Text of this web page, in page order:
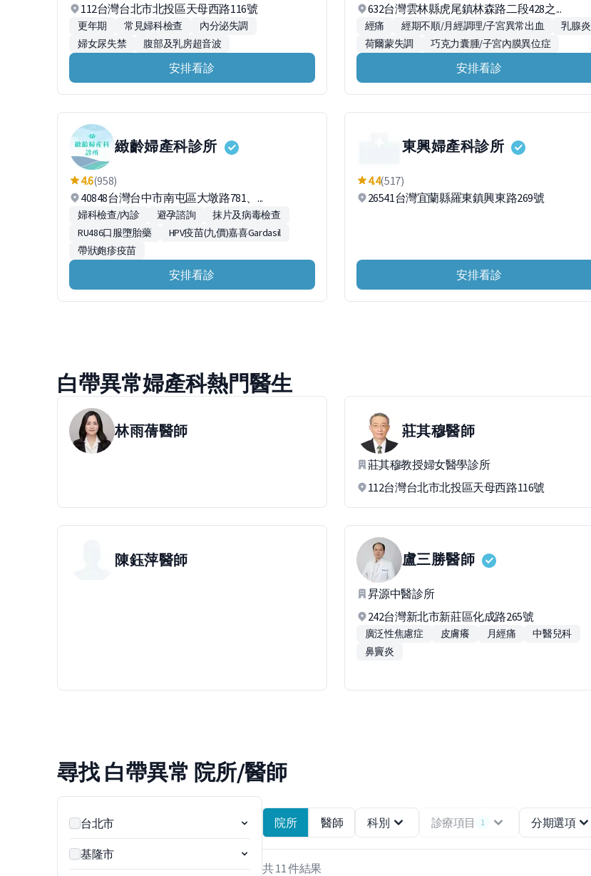
112台灣台北市北投區天母西路116號
更年期 常見婦科檢查
內分泌失調
婦女尿失禁
腹部及乳房超音波
安排看診
632台灣雲林縣虎尾鎮林森路二段428之...
經痛 經期不順/月經調理/子宮異常出血
乳腺炎
荷爾蒙失調
巧克力囊腫/子宮內膜異位症
安排看診
緻齡婦產科診所
4.6(958)
40848台灣台中市南屯區大墩路781、...
婦科檢查/內診 避孕諮詢
抹片及病毒檢查
RU486口服墮胎藥
HPV疫苗(九價)嘉喜Gardasil
帶狀皰疹疫苗
安排看診
東興婦產科診所
4.4(517)
26541台灣宜蘭縣羅東鎮興東路269號
安排看診
白帶異常婦產科熱門醫生
林雨蒨醫師 莊其穆醫師
莊其穆教授婦女醫學診所
112台灣台北市北投區天母西路116號
陳鈺萍醫師 盧三勝醫師
昇源中醫診所
242台灣新北市新莊區化成路265號
廣泛性焦慮症 皮膚癢 月經痛
中醫兒科
鼻竇炎
尋找 白帶異常 院所/醫師
台北市
基隆市
院所 醫師 科別 診療項目 1 分期選項
共 11 件結果